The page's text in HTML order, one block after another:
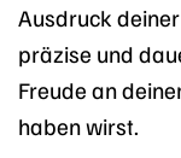
Ausdruck
präzise und
Freude an
haben wirst.